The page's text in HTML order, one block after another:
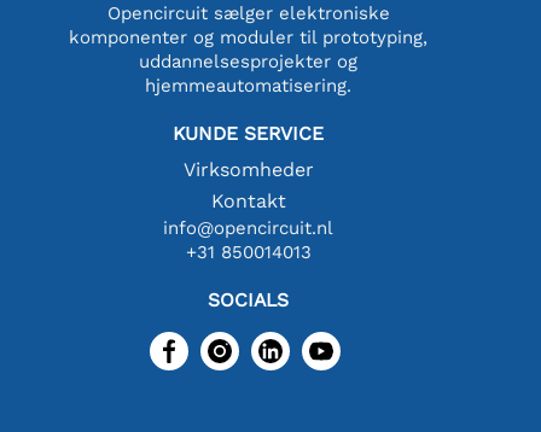
Opencircuit sælger elektroniske
komponenter og moduler til prototyping,
uddannelsesprojekter og
hjemmeautomatisering.
KUNDE SERVICE
Virksomheder
Kontakt
info@opencircuit.nl
+31 850014013
SOCIALS